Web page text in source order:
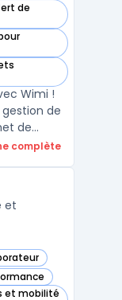
de
Wimi !
de
de
et
complète
et
et mobilité